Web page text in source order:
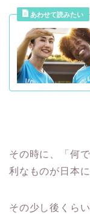
その時に、「何
利なものが日本
その少し後くら